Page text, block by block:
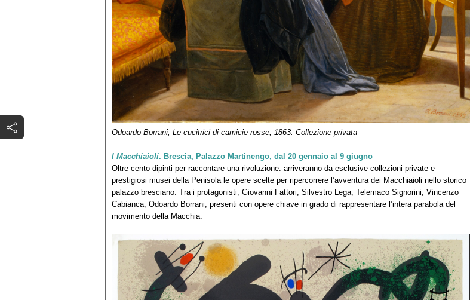
Odoardo Borrani, Le cucitrici di camicie rosse, 1863. Collezione privata
I Macchiaioli. Brescia, Palazzo Martinengo, dal 20 gennaio al 9 giugno
Oltre cento dipinti per raccontare una rivoluzione: arriveranno da esclusive collezioni private e
prestigiosi musei della Penisola le opere scelte per ripercorrere l’avventura dei Macchiaioli nello storico
palazzo bresciano. Tra i protagonisti, Giovanni Fattori, Silvestro Lega, Telemaco Signorini, Vincenzo
Cabianca, Odoardo Borrani, presenti con opere chiave in grado di rappresentare l’intera parabola del
movimento della Macchia.